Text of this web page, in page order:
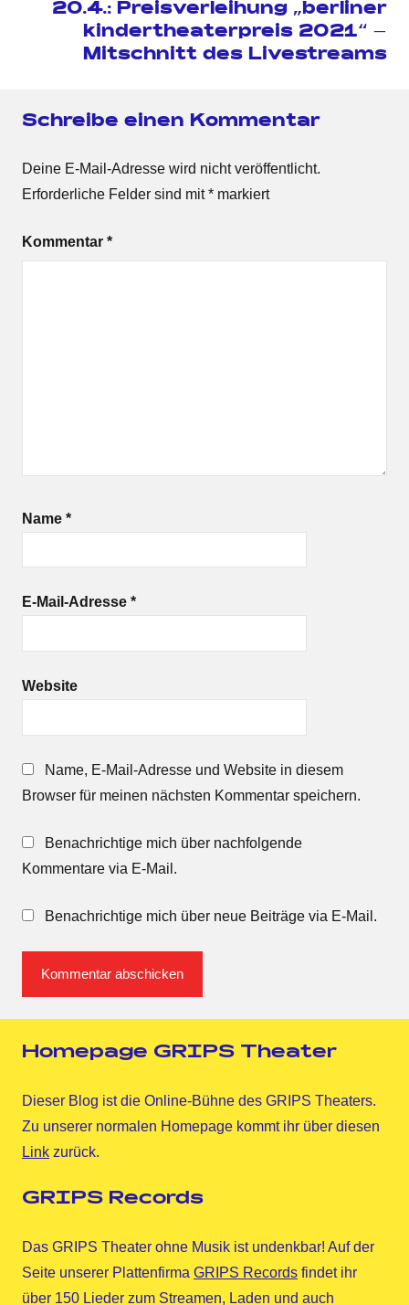
20.4.: Preisverleihung „berliner
kindertheaterpreis 2021“ –
Mitschnitt des Livestreams
Schreibe einen Kommentar
Deine E-Mail-Adresse wird nicht veröffentlicht.
Erforderliche Felder sind mit* markiert
Kommentar *
Name *
E-Mail-Adresse *
Website
Name, E-Mail-Adresse und Website in diesem
Browser für meinen nächsten Kommentar speichern.
Benachrichtige mich über nachfolgende
Kommentare via E-Mail.
Benachrichtige mich über neue Beiträge via E-Mail.
Homepage GRIPS Theater
Dieser Blog ist die Online-Bühne des GRIPS Theaters.
Zu unserer normalen Homepage kommt ihr über diesen
Link zurück.
GRIPS Records
Das GRIPS Theater ohne Musik ist undenkbar! Auf der
Seite unserer Plattenfirma GRIPS Records findet ihr
über 150 Lieder zum Streamen, Laden und auch